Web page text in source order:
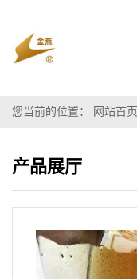
您当前的位置： 网站首页
产品展厅